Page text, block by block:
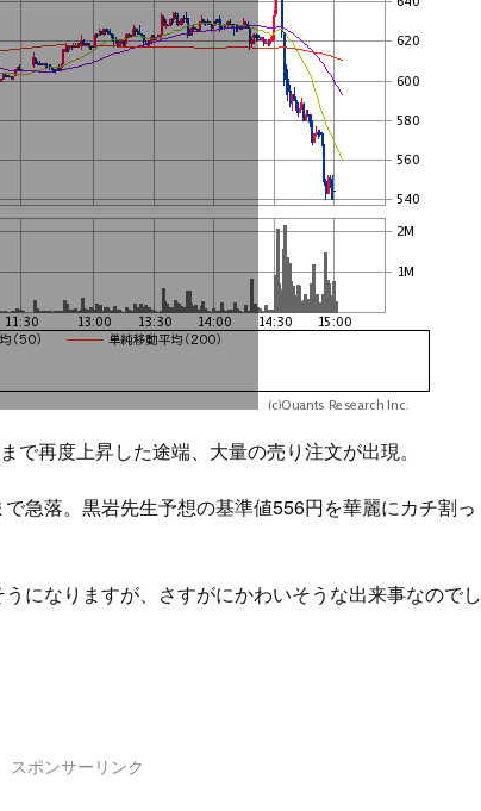
で再度上昇した途端、大量の売り注文が出現。
急落。黒岩先生予想の基準値556円を華麗にカチ割っ
になりますが、さすがにかわいそうな出来事なのでし
スポンサーリンク